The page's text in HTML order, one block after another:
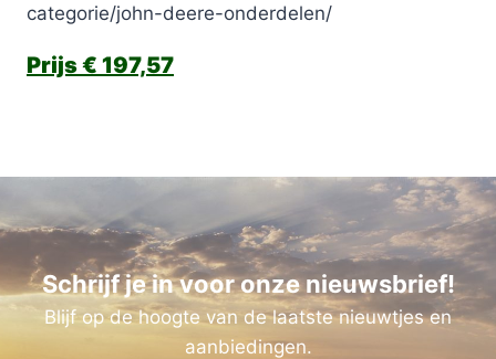
categorie/john-deere-onderdelen/
€ 197,57
Schrijf je in voor onze nieuwsbrief!
Blijf op de hoogte van de laatste nieuwtjes en
aanbiedingen.